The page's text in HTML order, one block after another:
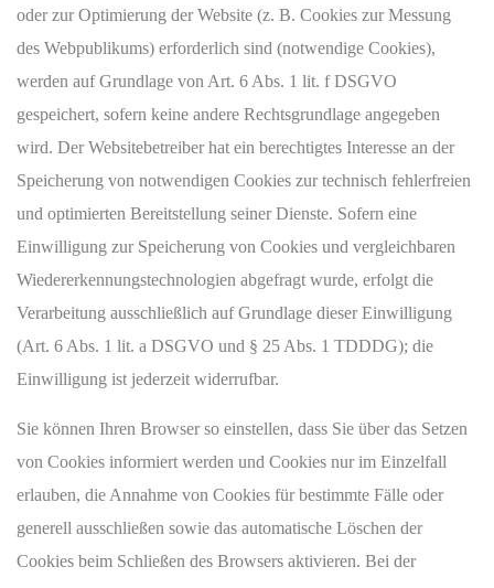
oder zur Optimierung der Website (z. B. Cookies zur Messung
des Webpublikums) erforderlich sind (notwendige Cookies),
werden auf Grundlage von Art. 6 Abs. 1 lit. f DSGVO
gespeichert, sofern keine andere Rechtsgrundlage angegeben
wird. Der Websitebetreiber hat ein berechtigtes Interesse an der
Speicherung von notwendigen Cookies zur technisch fehlerfreien
und optimierten Bereitstellung seiner Dienste. Sofern eine
Einwilligung zur Speicherung von Cookies und vergleichbaren
Wiedererkennungstechnologien abgefragt wurde, erfolgt die
Verarbeitung ausschließlich auf Grundlage dieser Einwilligung
(Art. 6 Abs. 1 lit. a DSGVO und § 25 Abs. 1 TDDDG); die
Einwilligung ist jederzeit widerrufbar.
Sie können Ihren Browser so einstellen, dass Sie über das Setzen
von Cookies informiert werden und Cookies nur im Einzelfall
erlauben, die Annahme von Cookies für bestimmte Fälle oder
generell ausschließen sowie das automatische Löschen der
Cookies beim Schließen des Browsers aktivieren. Bei der